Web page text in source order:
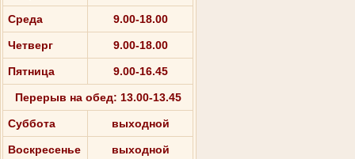
Среда 9.00-18.00
Четверг 9.00-18.00
Пятница 9.00-16.45
Перерыв на обед: 13.00-13.45
Суббота выходной
Воскресенье выходной